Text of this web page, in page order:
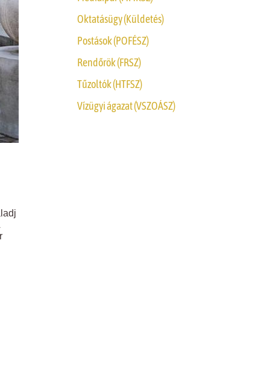
Oktatásügy (Küldetés)
Postások (POFÉSZ)
Rendőrök (FRSZ)
Tűzoltók (HTFSZ)
Vízügyi ágazat (VSZOÁSZ)